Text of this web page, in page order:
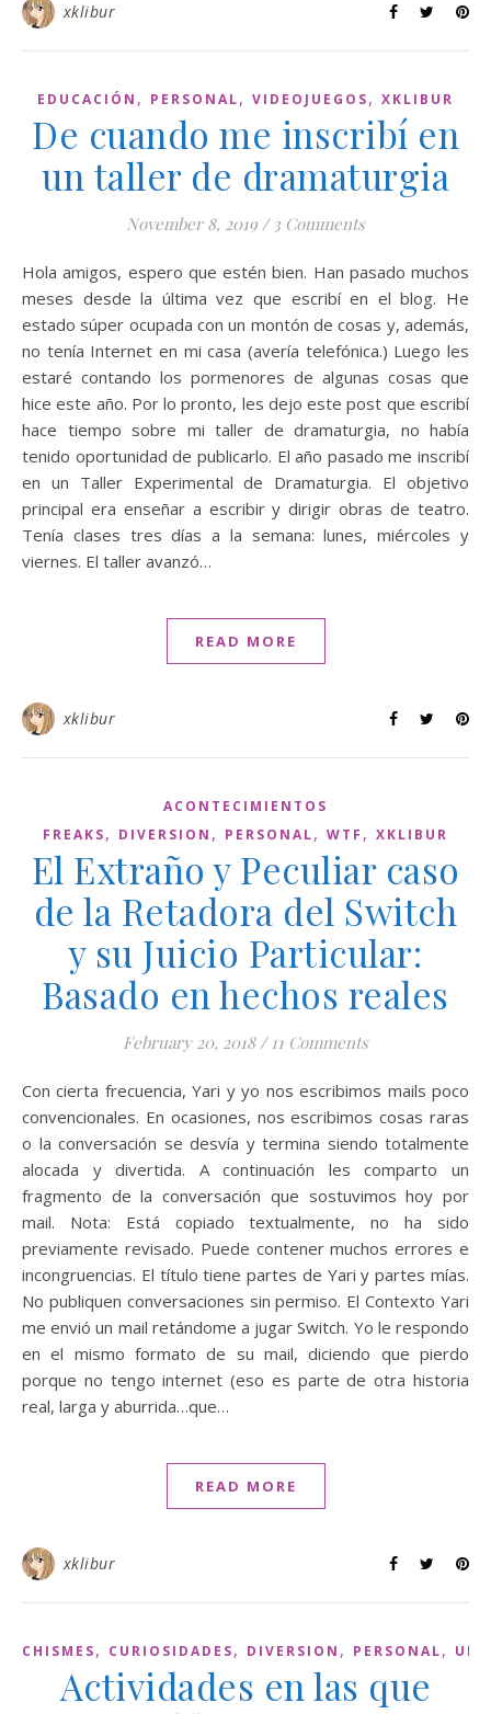
xklibur
EDUCACIÓN , PERSONAL, VIDEOJUEGOS, XKLIBUR
De cuando me inscribí en
un taller de dramaturgia
November 8, 2019 / 3 Comments
Hola amigos, espero que estén bien. Han pasado muchos
meses desde la última vez que escribí en el blog. He
estado súper ocupada con un montón de cosas y, además,
no tenía Internet en mi casa (avería telefónica.) Luego les
estaré contando los pormenores de algunas cosas que
hice este año. Por lo pronto, les dejo este post que escribí
hace tiempo sobre mi taller de dramaturgia, no había
tenido oportunidad de publicarlo. El año pasado me inscribí
en un Taller Experimental de Dramaturgia. El objetivo
principal era enseñar a escribir y dirigir obras de teatro.
Tenía clases tres días a la semana: lunes, miércoles y
viernes. El taller avanzó…
READ MORE
xklibur
ACONTECIMIENTOS
FREAKS, DIVERSION , PERSONAL, WTF , XKLIBUR
El Extraño y Peculiar caso
de la Retadora del Switch
y su Juicio Particular:
Basado en hechos reales
February 20, 2018 / 11 Comments
Con cierta frecuencia, Yari y yo nos escribimos mails poco
convencionales. En ocasiones, nos escribimos cosas raras
o la conversación se desvía y termina siendo totalmente
alocada y divertida. A continuación les comparto un
fragmento de la conversación que sostuvimos hoy por
mail. Nota: Está copiado textualmente, no ha sido
previamente revisado. Puede contener muchos errores e
incongruencias. El título tiene partes de Yari y partes mías.
No publiquen conversaciones sin permiso. El Contexto Yari
me envió un mail retándome a jugar Switch. Yo le respondo
en el mismo formato de su mail, diciendo que pierdo
porque no tengo internet (eso es parte de otra historia
real, larga y aburrida…que…
READ MORE
xklibur
CHISMES, CURIOSIDADES, DIVERSION , PERSONAL,
Actividades en las que